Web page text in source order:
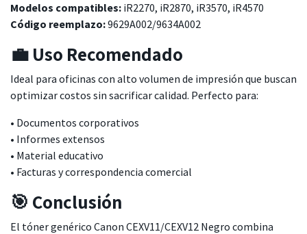
Modelos compatibles: iR2270, iR2870, iR3570, iR4570
Código reemplazo:9629A002/9634A002
💼 Uso Recomendado
Ideal para oficinas con alto volumen de impresión que buscan
optimizar costos sin sacrificar calidad. Perfecto para:
• Documentos corporativos
• Informes extensos
• Material educativo
• Facturas y correspondencia comercial
🎯 Conclusión
El tóner genérico Canon CEXV11/CEXV12 Negro combina